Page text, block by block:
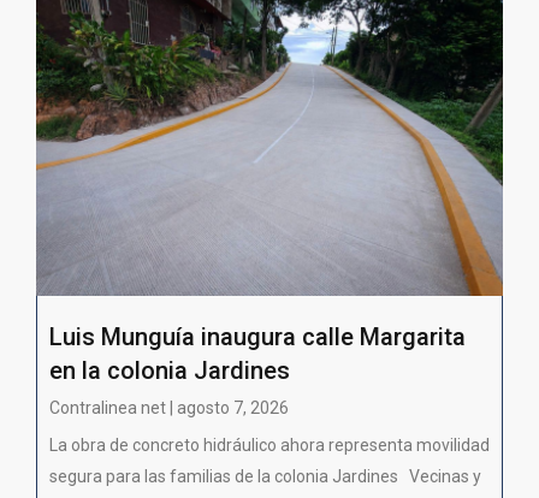
Luis Munguía inaugura calle Margarita
en la colonia Jardines
Contralinea net | agosto 7, 2026
La obra de concreto hidráulico ahora representa movilidad
segura para las familias de la colonia Jardines Vecinas y